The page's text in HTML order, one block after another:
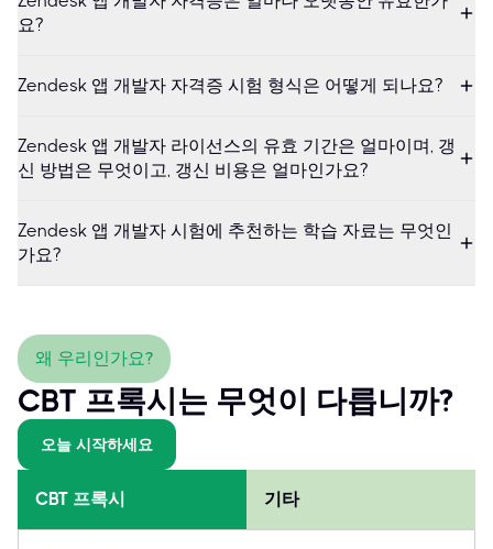
요?
Zendesk 앱 개발자 자격증 시험 형식은 어떻게 되나요?
Zendesk 앱 개발자 라이선스의 유효 기간은 얼마이며, 갱
신 방법은 무엇이고, 갱신 비용은 얼마인가요?
Zendesk 앱 개발자 시험에 추천하는 학습 자료는 무엇인
가요?
왜 우리인가요?
CBT 프록시는 무엇이 다릅니까?
오늘 시작하세요
CBT 프록시 기타